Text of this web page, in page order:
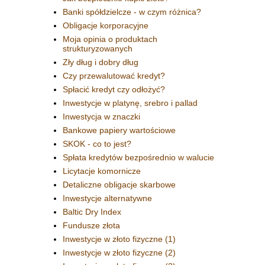
Banki spółdzielcze - w czym różnica?
Obligacje korporacyjne
Moja opinia o produktach
strukturyzowanych
Zły dług i dobry dług
Czy przewalutować kredyt?
Spłacić kredyt czy odłożyć?
Inwestycje w platynę, srebro i pallad
Inwestycja w znaczki
Bankowe papiery wartościowe
SKOK - co to jest?
Spłata kredytów bezpośrednio w walucie
Licytacje komornicze
Detaliczne obligacje skarbowe
Inwestycje alternatywne
Baltic Dry Index
Fundusze złota
Inwestycje w złoto fizyczne (1)
Inwestycje w złoto fizyczne (2)